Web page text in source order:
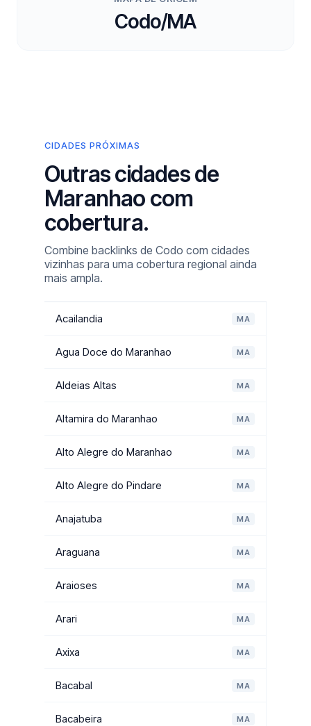
Codo/MA
CIDADES PRÓXIMAS
Outras cidades de
Maranhao com
cobertura.
Combine backlinks de Codo com cidades
vizinhas para uma cobertura regional ainda
mais ampla.
Acailandia MA
Agua Doce do Maranhao MA
Aldeias Altas MA
Altamira do Maranhao MA
Alto Alegre do Maranhao MA
Alto Alegre do Pindare MA
Anajatuba MA
Araguana MA
Araioses MA
Arari MA
Axixa MA
Bacabal MA
Bacabeira MA